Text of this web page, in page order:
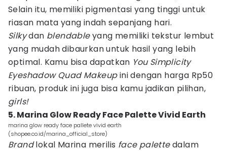
Selain itu, memiliki pigmentasi yang tinggi untuk
riasan mata yang indah sepanjang hari.
Silkydan blendableyang memiliki tekstur lembut
yang mudah dibaurkan untuk hasil yang lebih
optimal. Kamu bisa dapatkan You Simplicity
Eyeshadow Quad Makeupini dengan harga Rp50
ribuan, produk ini juga bisa kamu jadikan pilihan,
girls!
5. Marina Glow Ready Face Palette Vivid Earth
marina glow ready face pallete vivid earth
(shopee.co.id/marina_official_store)
Brandlokal Marina merilis face palettedalam